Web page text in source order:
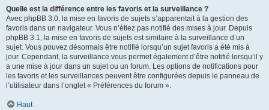
Quelle est la différence entre les favoris et la surveillance ?
Avec phpBB 3.0, la mise en favoris de sujets s’apparentait à la gestion des
favoris dans un navigateur. Vous n’étiez pas notifié des mises à jour. Depuis
phpBB 3.1, la mise en favoris de sujets est similaire à la surveillance d’un
sujet. Vous pouvez désormais être notifié lorsqu’un sujet favoris a été mis à
jour. Cependant, la surveillance vous permet également d’être notifié lorsqu’il y
a une mise à jour dans un sujet ou un forum. Les options de notifications pour
les favoris et les surveillances peuvent être configurées depuis le panneau de
l’utilisateur dans l’onglet « Préférences du forum ».
Haut